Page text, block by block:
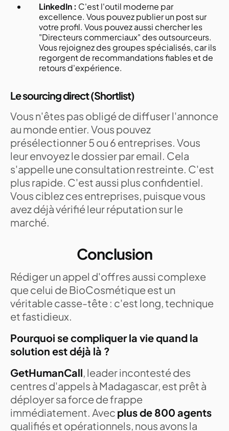
LinkedIn : C'est l'outil moderne par
excellence. Vous pouvez publier un post sur
votre profil. Vous pouvez aussi chercher les
"Directeurs commerciaux" des outsourceurs.
Vous rejoignez des groupes spécialisés, car ils
regorgent de recommandations fiables et de
retours d'expérience.
Le sourcing direct (Shortlist)
Vous n'êtes pas obligé de diffuser l'annonce
au monde entier. Vous pouvez
présélectionner 5 ou 6 entreprises. Vous
leur envoyez le dossier par email. Cela
s'appelle une consultation restreinte. C'est
plus rapide. C'est aussi plus confidentiel.
Vous ciblez ces entreprises, puisque vous
avez déjà vérifié leur réputation sur le
marché.
Conclusion
Rédiger un appel d'offres aussi complexe
que celui de BioCosmétique est un
véritable casse-tête : c'est long, technique
et fastidieux.
Pourquoi se compliquer la vie quand la
solution est déjà là ?
GetHumanCall, leader incontesté des
centres d'appels à Madagascar, est prêt à
déployer sa force de frappe
immédiatement. Avec plus de 800 agents
qualifiés et opérationnels, nous avons la